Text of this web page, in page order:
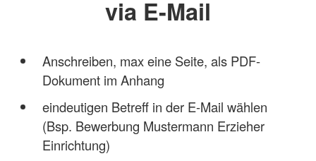
via E-Mail
Anschreiben, max eine Seite, als PDF-
Dokument im Anhang
eindeutigen Betreff in der E-Mail wählen
(Bsp. Bewerbung Mustermann Erzieher
Einrichtung)